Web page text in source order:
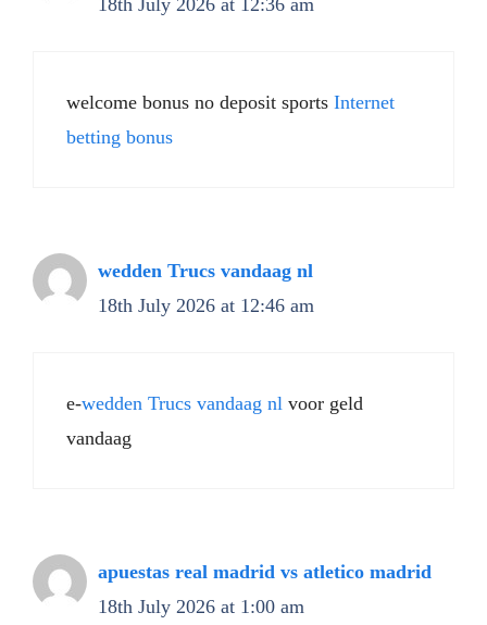
18th July 2026 at 12:36 am
welcome bonus no deposit sports Internet
betting bonus
wedden Trucs vandaag nl
18th July 2026 at 12:46 am
e-wedden Trucs vandaag nl voor geld
vandaag
apuestas real madrid vs atletico madrid
18th July 2026 at 1:00 am